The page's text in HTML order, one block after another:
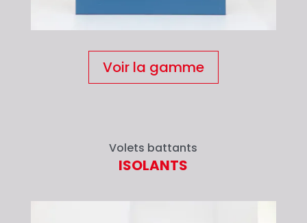
Voir la gamme
Volets battants
ISOLANTS